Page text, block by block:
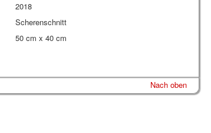
2018
Scherenschnitt
50 cm x 40 cm
Nach oben